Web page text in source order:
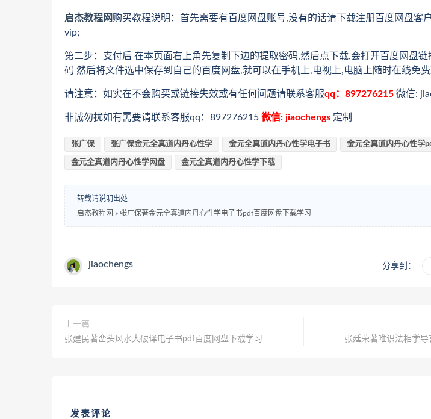
启杰教程网购买教程说明：首先需要有百度网盘账号,没有的话请下载注册百度网盘客
vip;
第二步：支付后 在本页面右上角先复制下边的提取密码,然后点下载,会打开百度网盘
码 然后将文件选中保存到自己的百度网盘,就可以在手机上,电视上,电脑上随时在线免
请注意：如实在不会购买或链接失效或有任何问题请联系客服qq：897276215 微信:
非诚勿扰如有需要请联系客服qq：897276215 微信: jiaochengs 定制
张广保 张广保金元全真道内丹心性学 金元全真道内丹心性学电子书 金元全真道内丹心性学
金元全真道内丹心性学网盘 金元全真道内丹心性学下载
转载请说明出处
启杰教程网 » 张广保著金元全真道内丹心性学电子书pdf百度网盘下载学习
jiaochengs 分享到：
上一篇
张建民著峦头风水大破译电子书pdf百度网盘下载学习
张廷荣著唯识法相学
发表评论